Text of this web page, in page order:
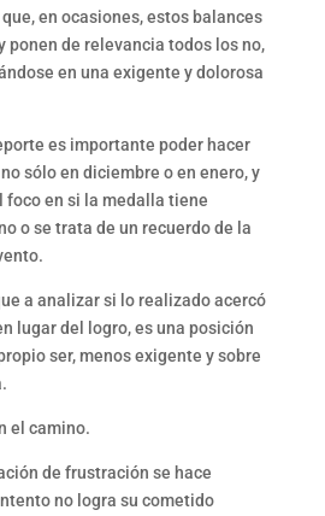
en ocasiones, estos balances
ponen de relevancia todos los no,
en una exigente y dolorosa
es importante poder hacer
sólo en diciembre o en enero, y
foco en si la medalla tiene
o se trata de un recuerdo de la
a analizar si lo realizado acercó
lugar del logro, es una posición
ser, menos exigente y sobre
el camino.
de frustración se hace
no logra su cometido